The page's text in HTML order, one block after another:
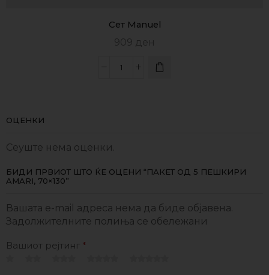
Сет Manuel
909 ден
ОЦЕНКИ
Сеуште нема оценки.
БИДИ ПРВИОТ ШТО ЌЕ ОЦЕНИ “ПАКЕТ ОД 5 ПЕШКИРИ
AMARI, 70×130”
Вашата e-mail адреса нема да биде објавена.
Задолжителните полиња се обележани
Вашиот рејтинг *